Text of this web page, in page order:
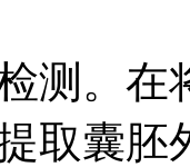
。在
取囊